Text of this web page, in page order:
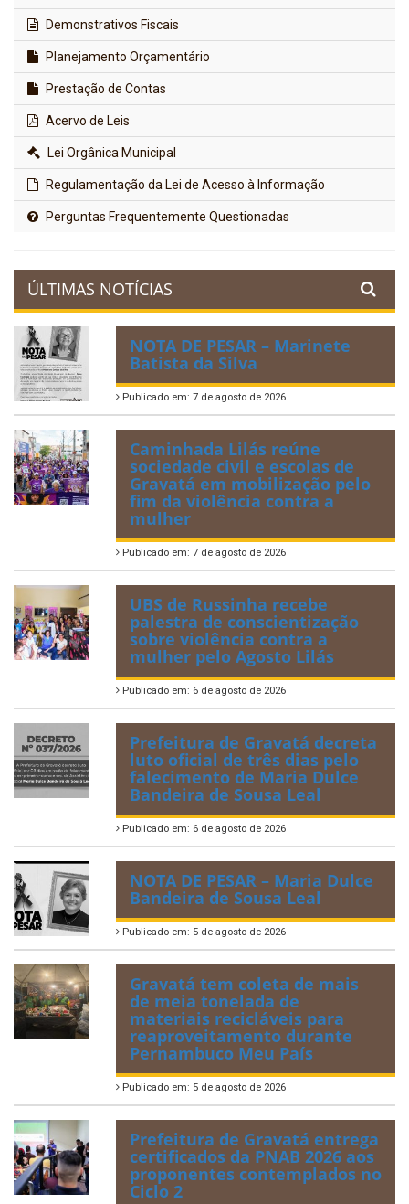
Demonstrativos Fiscais
Planejamento Orçamentário
Prestação de Contas
Acervo de Leis
Lei Orgânica Municipal
Regulamentação da Lei de Acesso à Informação
Perguntas Frequentemente Questionadas
ÚLTIMAS NOTÍCIAS
NOTA DE PESAR – Marinete
Batista da Silva
Publicado em: 7 de agosto de 2026
Caminhada Lilás reúne
sociedade civil e escolas de
Gravatá em mobilização pelo
fim da violência contra a
mulher
Publicado em: 7 de agosto de 2026
UBS de Russinha recebe
palestra de conscientização
sobre violência contra a
mulher pelo Agosto Lilás
Publicado em: 6 de agosto de 2026
Prefeitura de Gravatá decreta
luto oficial de três dias pelo
falecimento de Maria Dulce
Bandeira de Sousa Leal
Publicado em: 6 de agosto de 2026
NOTA DE PESAR – Maria Dulce
Bandeira de Sousa Leal
Publicado em: 5 de agosto de 2026
Gravatá tem coleta de mais
de meia tonelada de
materiais recicláveis para
reaproveitamento durante
Pernambuco Meu País
Publicado em: 5 de agosto de 2026
Prefeitura de Gravatá entrega
certificados da PNAB 2026 aos
proponentes contemplados no
Ciclo 2